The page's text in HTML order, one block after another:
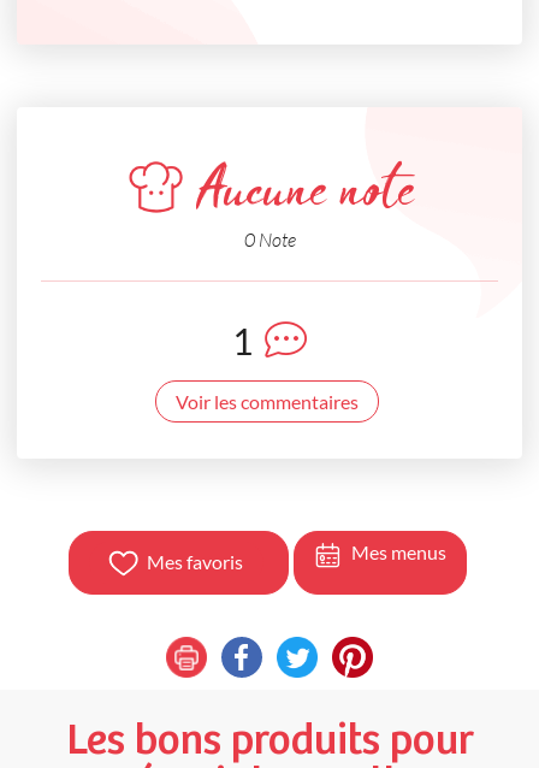
Aucune note
0 Note
1
Voir les commentaires
Mes favoris Mes menus
Les bons produits pour